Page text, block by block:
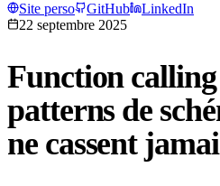
Site perso
GitHub
LinkedIn
22 septembre 2025
Function
patterns de
ne cassent